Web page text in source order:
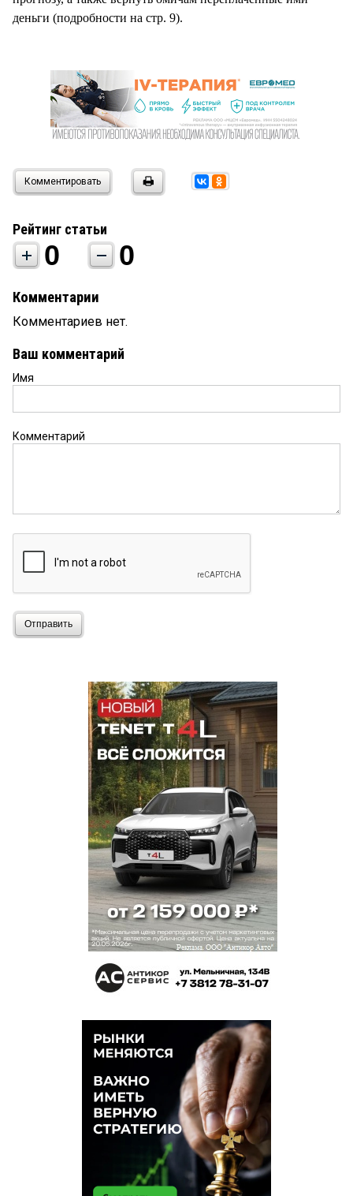
деньги (подробности на стр. 9).
Комментировать
Рейтинг статьи
0 0
Комментарии
Комментариев нет.
Ваш комментарий
Имя
Комментарий
Отправить